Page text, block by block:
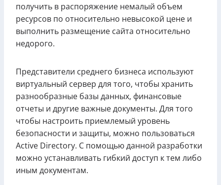
получить в распоряжение немалый объем
ресурсов по относительно невысокой цене и
выполнить размещение сайта относительно
недорого.
Представители среднего бизнеса используют
виртуальный сервер для того, чтобы хранить
разнообразные базы данных, финансовые
отчеты и другие важные документы. Для того
чтобы настроить приемлемый уровень
безопасности и защиты, можно пользоваться
Active Directory. С помощью данной разработки
можно устанавливать гибкий доступ к тем либо
иным документам.